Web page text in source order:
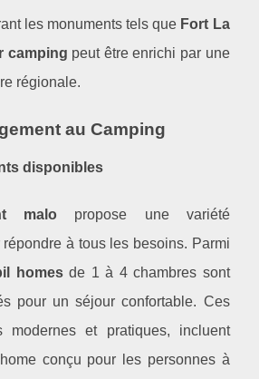
les monuments tels que Fort La
camping peut être enrichi par une
régionale.
au Camping
disponibles
malo propose une variété
répondre à tous les besoins. Parmi
homesde 1 à 4 chambres sont
pour un séjour confortable. Ces
modernes et pratiques, incluent
conçu pour les personnes à